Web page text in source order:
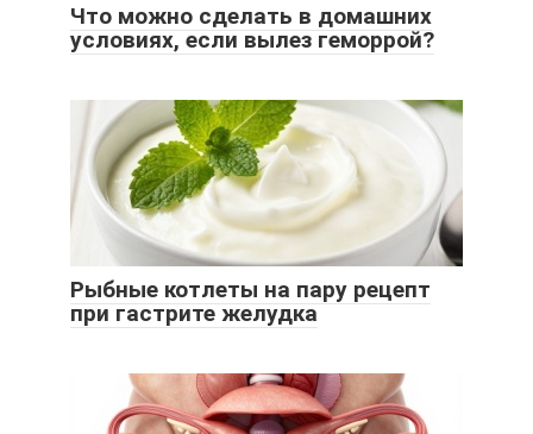
Что можно сделать в домашних
условиях, если вылез геморрой?
Рыбные котлеты на пару рецепт
при гастрите желудка